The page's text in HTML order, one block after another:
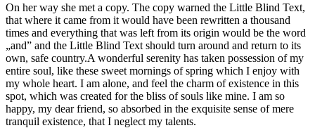
On her way she met a copy. The copy warned the Little Blind Text,
that where it came from it would have been rewritten a thousand
times and everything that was left from its origin would be the word
„and” and the Little Blind Text should turn around and return to its
own, safe country.A wonderful serenity has taken possession of my
entire soul, like these sweet mornings of spring which I enjoy with
my whole heart. I am alone, and feel the charm of existence in this
spot, which was created for the bliss of souls like mine. I am so
happy, my dear friend, so absorbed in the exquisite sense of mere
tranquil existence, that I neglect my talents.